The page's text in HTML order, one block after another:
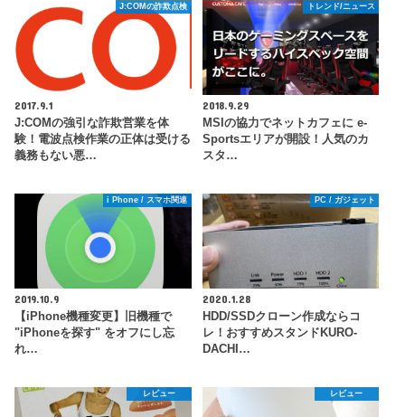
J:COMの詐欺点検
2017.9.1
J:COMの強引な詐欺営業を体
験！電波点検作業の正体は受ける
義務もない悪…
トレンド/ニュース
2018.9.29
MSIの協力でネットカフェに e-
Sportsエリアが開設！人気のカ
スタ…
i Phone / スマホ関連
2019.10.9
【iPhone機種変更】旧機種で
"iPhoneを探す" をオフにし忘
れ…
PC / ガジェット
2020.1.28
HDD/SSDクローン作成ならコ
レ！おすすめスタンドKURO-
DACHI…
レビュー レビュー